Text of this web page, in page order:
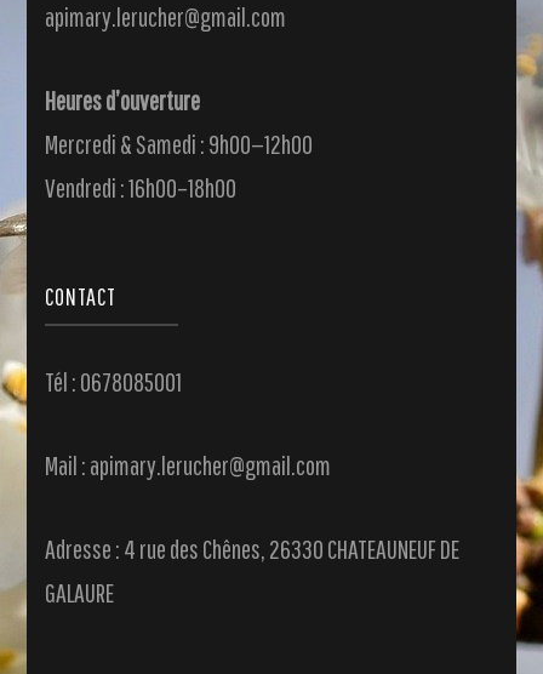
apimary.lerucher@gmail.com
Heures d’ouverture
Mercredi & Samedi : 9h00—12h00
Vendredi : 16h00–18h00
CONTACT
Tél : 0678085001
Mail : apimary.lerucher@gmail.com
Adresse : 4 rue des Chênes, 26330 CHATEAUNEUF DE
GALAURE